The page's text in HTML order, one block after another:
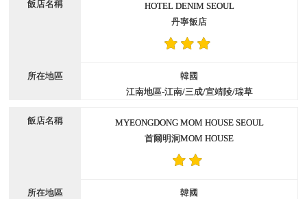
HOTEL DENIM SEOUL
丹寧飯店
韓國
江南地區-江南/三成/宣靖陵/瑞草
MYEONGDONG MOM HOUSE SEOUL
首爾明洞MOM HOUSE
韓國